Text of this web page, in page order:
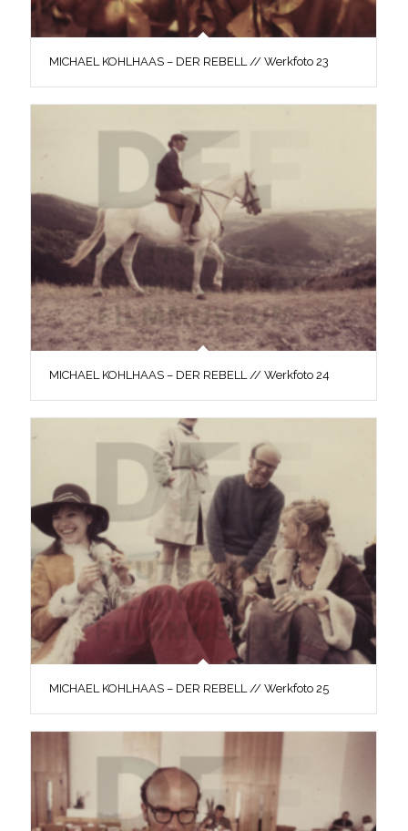
MICHAEL KOHLHAAS – DER REBELL // Werkfoto 23
MICHAEL KOHLHAAS – DER REBELL // Werkfoto 24
MICHAEL KOHLHAAS – DER REBELL // Werkfoto 25